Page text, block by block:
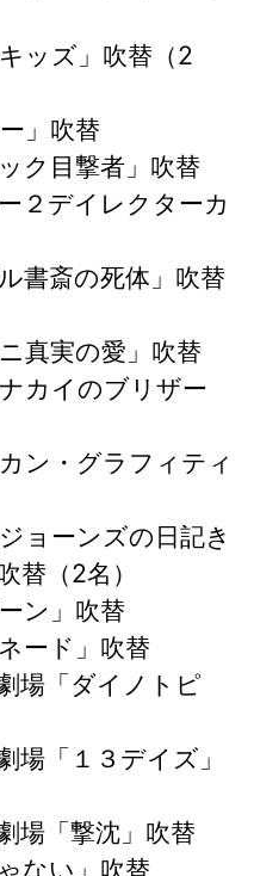
ッズ」吹替（2
」吹替
ク目撃者」吹替
２デイレクターカ
書斎の死体」吹替
真実の愛」吹替
カイのブリザー
ン・グラフィティ
ョーンズの日記き
替（2名）
ン」吹替
ード」吹替
場「ダイノトピ
「１３デイズ」
場「撃沈」吹替
ない」吹替